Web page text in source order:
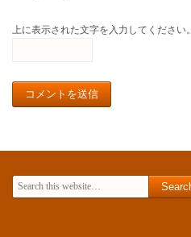
上に表示された文字を入力してください。
Search for: